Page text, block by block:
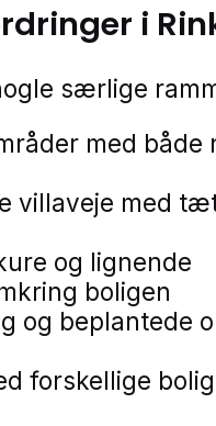
i
særlige
med både
villaveje med
og lignende
boligen
og beplantede
forskellige